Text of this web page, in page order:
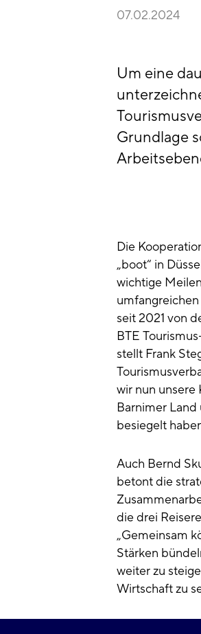
07.02.2024
Um eine
Grundlage
Die
„boot“ in
wichtige
seit 2021 von
BTE
stellt Frank
wir nun
Barnimer
besiegelt
Auch Bernd
betont die
die drei
„Gemeinsam
Stärken
weiter zu
Wirtschaft zu